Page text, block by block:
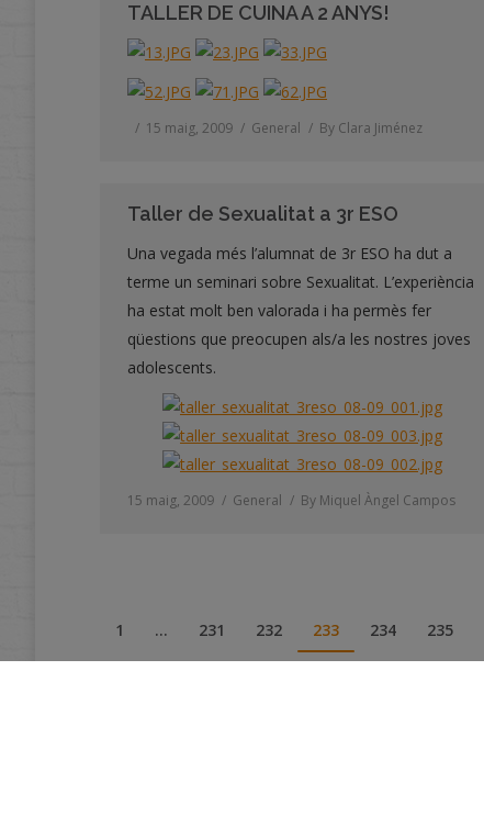
TALLER DE CUINA A 2 ANYS!
15 maig, 2009 General By Clara Jiménez
Taller de Sexualitat a 3r ESO
Una vegada més l’alumnat de 3r ESO ha dut a
terme un seminari sobre Sexualitat. L’experiència
ha estat molt ben valorada i ha permès fer
qüestions que preocupen als/a les nostres joves
adolescents.
15 maig, 2009 General By Miquel Àngel Campos
1 … 231 232 233 234 235